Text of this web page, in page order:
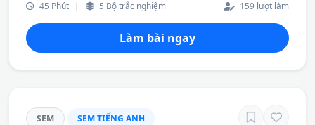
45 Phút | 5 Bộ trắc nghiệm 159 lượt làm
Làm bài ngay
SEM SEM TIẾNG ANH